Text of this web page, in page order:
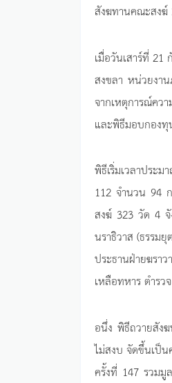
สังฆทานคณะสงฆ์
เมื่อวันเสาร์ที่
สงขลา หน่วยงา
จากเหตุการณ์คว
และพิธีมอบกองทุ
พิธีเริ่มเวลาประ
112 จำนวน 94
สงฆ์ 323 วัด 4 จั
นราธิวาส (ธรรม
ประธานฝ่ายฆรา
เหลือทหาร ตำร
อนึ่ง พิธีถวายสัง
ไม่สงบ จัดขึ้นเป็
ครั้งที่ 147 รวมมู